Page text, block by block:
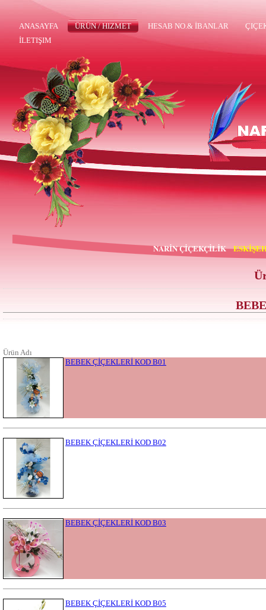
ANASAYFA ÜRÜN / HIZMET HESAB NO.& İBANLAR
İLETIŞIM
NARİN ÇİÇEKÇİLİK
Ürün Adı
BEBEK ÇİÇEKLERİ KOD B01
BEBEK ÇİÇEKLERİ KOD B02
BEBEK ÇİÇEKLERİ KOD B03
BEBEK ÇİÇEKLERİ KOD B05